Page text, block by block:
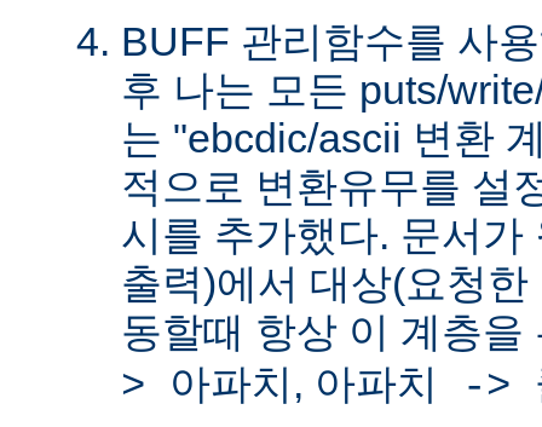
BUFF 관리함수를 사
후 나는 모든 puts/
는 "ebcdic/ascii 변환
적으로 변환유무를 설
시를 추가했다. 문서가
출력)에서 대상(요청
동할때 항상 이 계층
> 아파치 , 아파치 ->